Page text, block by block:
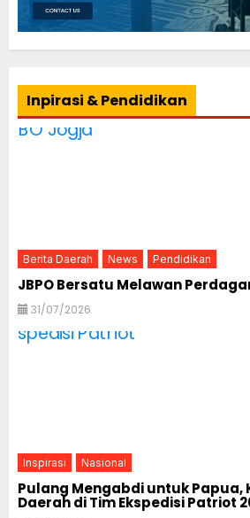
Inpirasi & Pendidikan
Berita Daerah News Pendidikan
JBPO Bersatu Melawan
31/07/2026
Inspirasi Nasional
Pulang Mengabdi untuk Papua,
Daerah di Tim Ekspedisi Patriot